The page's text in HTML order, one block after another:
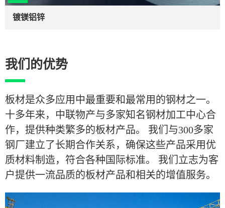
镀镁铝锌
我们的优势
板材是众多应用中最重要和最常用的钢材之一。
十多年来，中联物产与多家知名钢材加工中心合
作，提供种类繁多的板材产品。 我们与300多家
钢厂建立了长期合作关系，确保这些产品采用优
质材料制造，符合各种国际标准。 我们立志为客
户提供一流品质的板材产品和相关的增值服务。